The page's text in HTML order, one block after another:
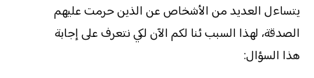
يتساءل العديد من الأشخاص عن الذين حرمت عليهم
الصدقة، لهذا السبب ئنا لكم الآن لكي نتعرف على إجابة
هذا السؤال: